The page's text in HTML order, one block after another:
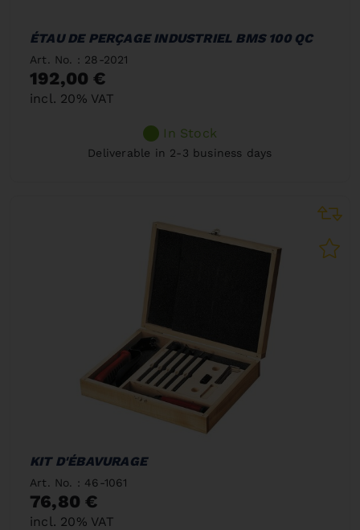
ÉTAU DE PERÇAGE INDUSTRIEL BMS 100 QC
Art. No. : 28-2021
192,00 €
incl. 20% VAT
In Stock
Deliverable in 2-3 business days
KIT D'ÉBAVURAGE
Art. No. : 46-1061
76,80 €
incl. 20% VAT